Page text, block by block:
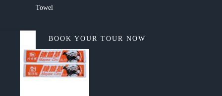
Towel
BOOK YOUR TOUR NOW